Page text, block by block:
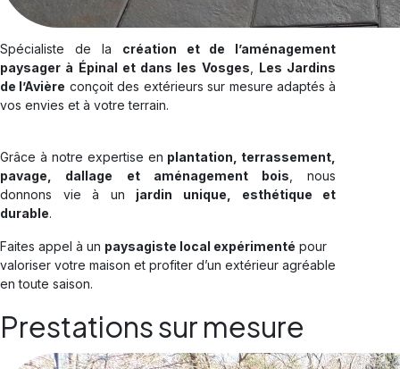
Spécialiste de la création et de l’aménagement
paysager à Épinal et dans les Vosges, Les Jardins
de l’Avière conçoit des extérieurs sur mesure adaptés à
vos envies et à votre terrain.
Grâce à notre expertise en plantation, terrassement,
pavage, dallage et aménagement bois, nous
donnons vie à un jardin unique, esthétique et
durable.
Faites appel à un paysagiste local expérimenté pour
valoriser votre maison et profiter d’un extérieur agréable
en toute saison.
Prestations sur mesure